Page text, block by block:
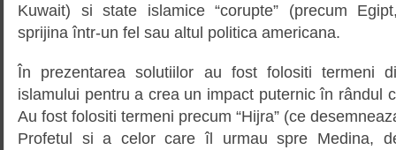
Kuwait) si state islamice “corupte” (precum
sprijina într-un fel sau altul politica americana.
În prezentarea solutiilor au fost folositi termeni
islamului pentru a crea un impact puternic în rândul
Au fost folositi termeni precum “Hijra” (ce
Profetul si a celor care îl urmau spre Medina,